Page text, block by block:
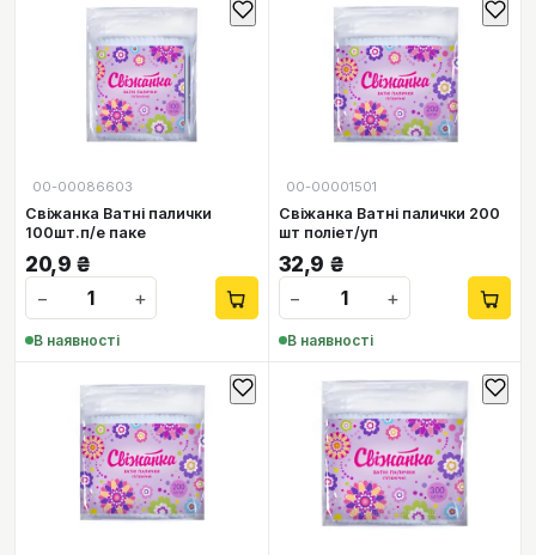
00-00086603
Свіжанка Ватні палички
100шт.п/е паке
20,9 ₴
−
+
В наявності
00-00001501
Свіжанка Ватні палички 200
шт поліет/уп
32,9 ₴
−
+
В наявності